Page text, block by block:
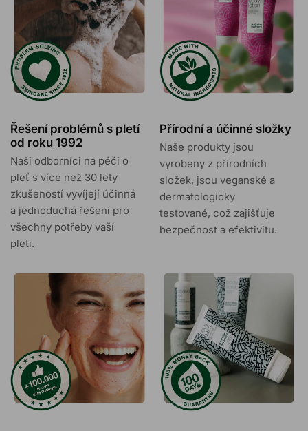
našimi produkty zaměřenými na řešení konkrétních
problémů.
Řešení problémů s pletí
od roku 1992
Naši odborníci na péči o
pleť s více než 30 lety
zkušeností vyvíjejí účinná
a jednoduchá řešení pro
všechny potřeby vaší
pleti.
Přírodní a účinné složky
Naše produkty jsou
vyrobeny z přírodních
složek, jsou veganské a
dermatologicky
testované, což zajišťuje
bezpečnost a efektivitu.